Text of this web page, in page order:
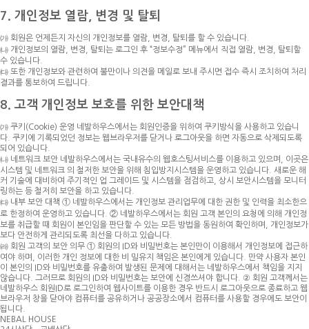
7. 개인정보 열람, 변경 및 탈퇴
㈎ 회원은 언제든지 자신의 개인정보를 열람, 변경, 탈퇴를 할 수 있습니다.
㈏ 개인정보의 열람, 변경, 탈퇴는 로그인 후 “정보수정” 메뉴에서 직접 열람, 변경, 탈퇴할
수 있습니다.
㈐ 또한 개인정보와 관련하여 불만이나 의견을 메일로 보내 주시면 접수 즉시 조치하여 처리
결과를 통보하여 드립니다.
8. 고객 개인정보 보호를 위한 보안대책
㈎ 쿠키(Cookie) 운영 네발하우스에서는 회원인증을 위하여 쿠키방식을 사용하고 있습니
다. 쿠키에 기록되었던 정보는 웹브라우저를 닫거나 로그아웃을 하면 자동으로 삭제되도록
되어 있습니다.
㈏ 네트워크 보안 네발하우스에서는 국내유수의 웹호스팅서비스를 이용하고 있으며, 이곳은
시스템 및 네트워크 의 철저한 보안을 위해 침입방지시스템을 운영하고 있습니다. 새로운 해
커 기술에 대비하여 주기적인 업 그레이드 및 시스템을 점검하고, 상시 보안시스템을 모니터
링하는 등 철저히 보안을 하고 있습니다.
㈐ 내부 보안 대책 ① 네발하우스에서는 개인정보 관리업무에 대한 권한 및 인력을 최소한으
로 한정하여 운영하고 있습니다. ② 네발하우스에서는 회원 고객 본인의 요청에 의해 개인정
보를 취급할 때 회원이 본인임을 판단할 수 있는 모든 방법을 동원하여 확인하며, 개인정보가
보다 안전하게 관리되도록 최선을 다하고 있습니다.
㈑ 회원 고객의 보안 의무 ① 회원의 ID와 비밀번호는 본인만이 이용해서 개인정보에 접근하
여야 하며, 이러한 개인 정보에 대한 비 밀유지 책임은 본인에게 있습니다. 만약 사용자 본인
이 본인의 ID와 비밀번호를 유출하여 발생된 문제에 대해서는 네발하우스에서 책임을 지지
않습니다. 그러므로 회원의 ID와 비밀번호는 보안에 신경쓰셔야 합니다. ② 회원 고객께서는
네발하우스 회원ID로 로그인하여 웹사이트를 이용한 경우 반드시 로그아웃으로 종료하고 웹
브라우저 창을 닫아야 컴퓨터를 공유하거나 공공장소에서 컴퓨터를 사용할 경우에도 보안이
됩니다.
NEBAL HOUSE